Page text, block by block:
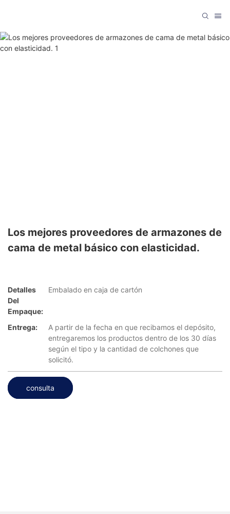
Los mejores proveedores de armazones de
cama de metal básico con elasticidad.
Detalles
Del
Empaque:
Embalado en caja de cartón
Entrega:
A partir de la fecha en que recibamos el depósito,
entregaremos los productos dentro de los 30 días
según el tipo y la cantidad de colchones que
solicitó.
consulta